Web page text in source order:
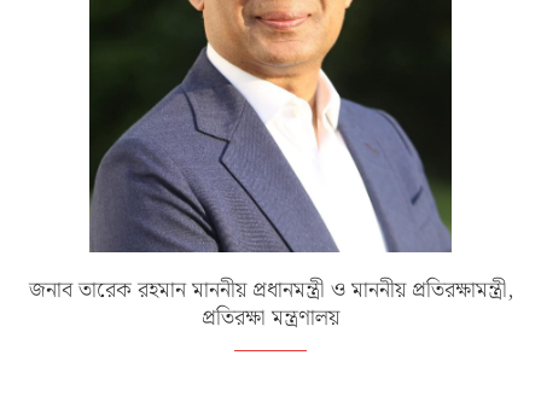
জনাব তারেক রহমান মাননীয় প্রধানমন্ত্রী ও মাননীয় প্রতিরক্ষামন্ত্রী,
প্রতিরক্ষা মন্ত্রণালয়